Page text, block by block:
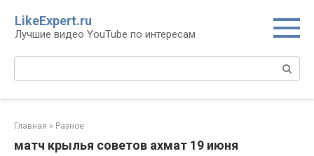
контенту
LikeExpert.ru
Лучшие видео YouTube по интересам
Главная » Разное
матч крылья советов ахмат 19 июня